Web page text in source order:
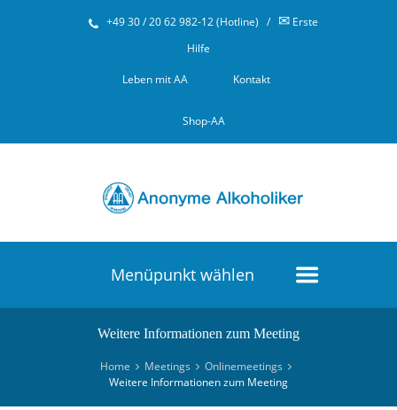
+49 30 / 20 62 982-12 (Hotline) / ✉Erste
Hilfe
Leben mit AA Kontakt
Shop-AA
Menüpunkt wählen
Weitere Informationen zum Meeting
Home Meetings
Onlinemeetings
Weitere Informationen zum Meeting